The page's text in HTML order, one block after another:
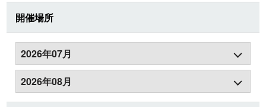
開催場所
2026年07月
2026年08月